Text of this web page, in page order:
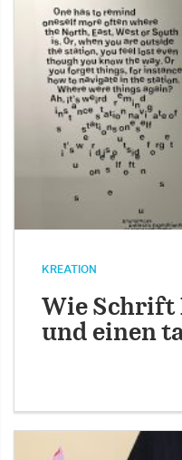
KREATION
Wie Schrift
und einen